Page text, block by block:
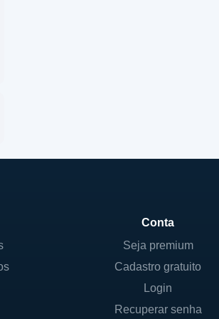
Conta
Seja premium
Cadastro gratuito
Login
Recuperar senha